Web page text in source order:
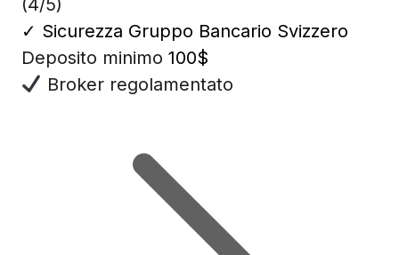
✓ Sicurezza Gruppo Bancario Svizzero
Deposito minimo 100$
Broker regolamentato